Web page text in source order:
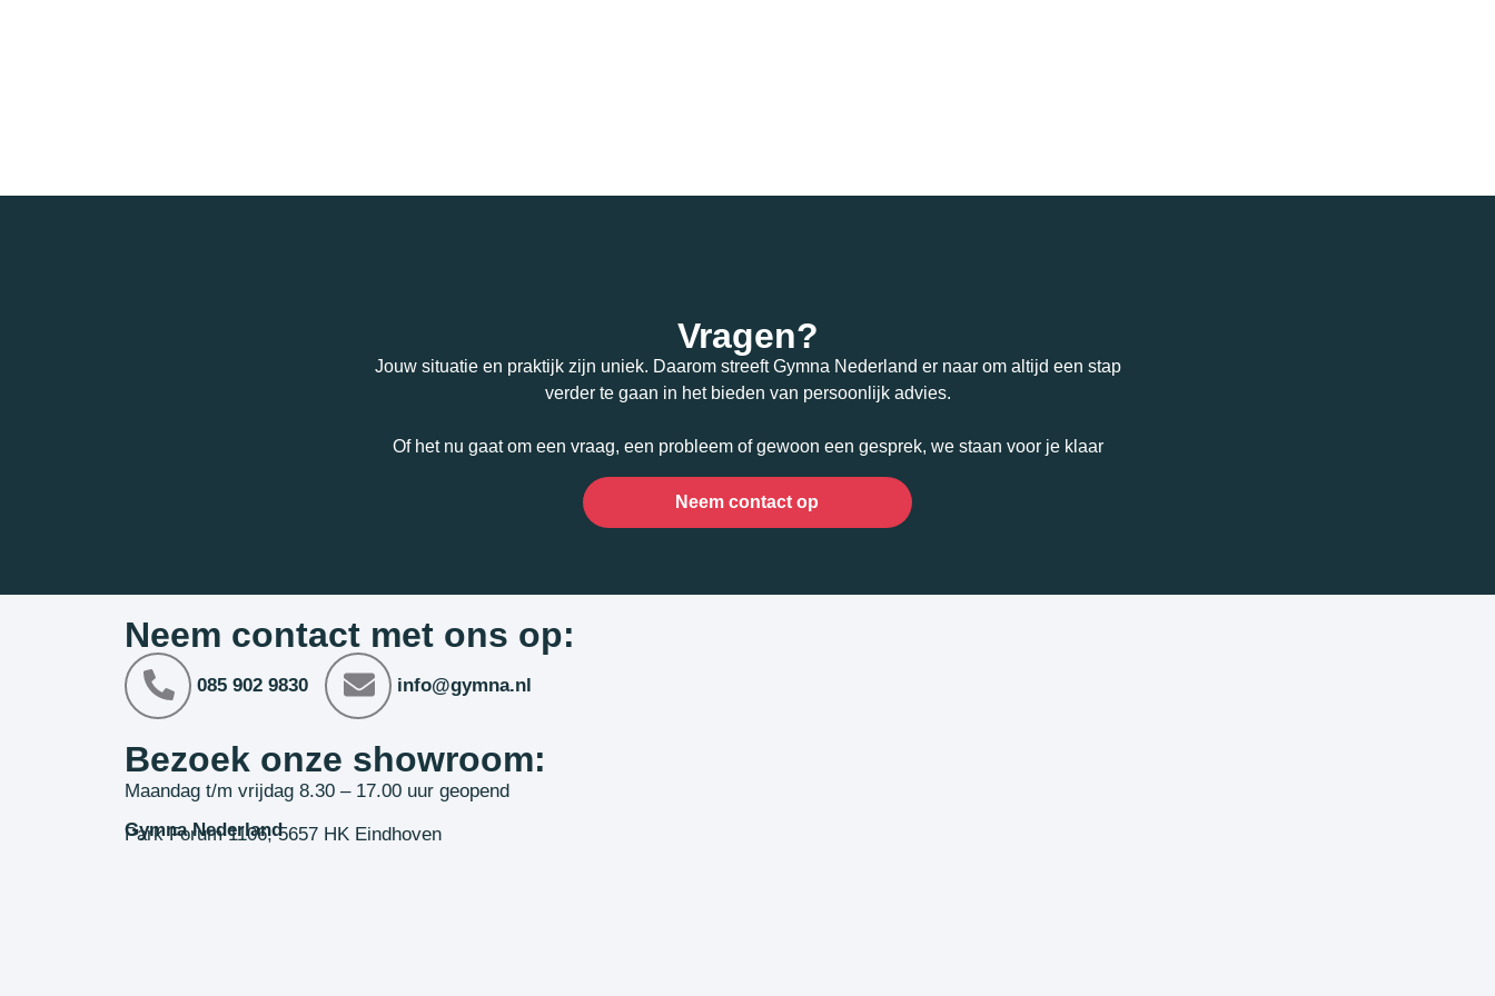
Vragen?
Jouw situatie en praktijk zijn uniek. Daarom streeft Gymna Nederland er naar om altijd een stap
verder te gaan in het bieden van persoonlijk advies.
Of het nu gaat om een vraag, een probleem of gewoon een gesprek, we staan voor je klaar
Neem contact op
Neem contact met ons op:
085 902 9830 info@gymna.nl
Bezoek onze showroom:
Maandag t/m vrijdag 8.30 – 17.00 uur geopend
Gymna Nederland
Park Forum 1106, 5657 HK Eindhoven